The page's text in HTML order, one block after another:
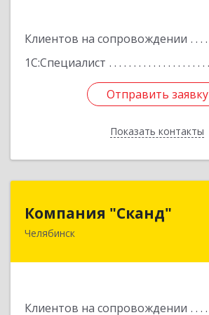
Клиентов на сопровождении
1С:Специалист
Отправить заявку
Показать контакты
Отправить заявку
Назад
Компания "Сканд"
Челябинск
Клиентов на сопровождении